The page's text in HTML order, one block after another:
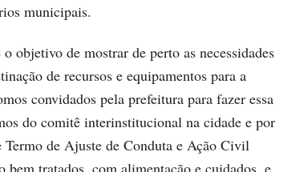
municipais.
objetivo de mostrar de perto as necessidades
de recursos e equipamentos para a
convidados pela prefeitura para fazer essa
do comitê interinstitucional na cidade e por
Termo de Ajuste de Conduta e Ação Civil